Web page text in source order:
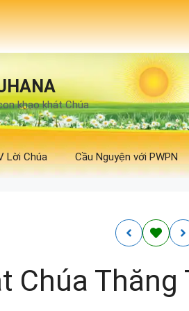
khao khát Chúa
Lời Chúa Cầu Nguyện với PWPN
Chúa